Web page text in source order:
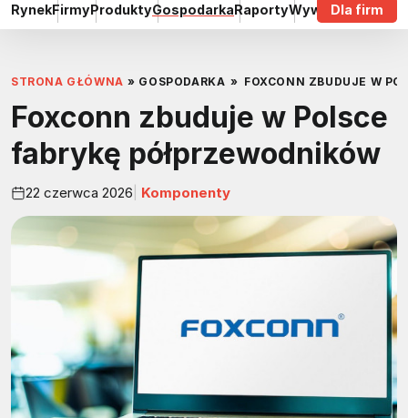
RynekFirmyProduktyGospodarkaRaportyWywiadyDla firm
STRONA GŁÓWNA » GOSPODARKA » FOXCONN ZBUDUJE W
Foxconn zbuduje w Polsce
fabrykę półprzewodników
22 czerwca 2026 Komponenty